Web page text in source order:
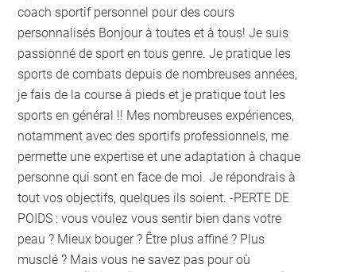
coach sportif personnel pour des cours
personnalisés Bonjour à toutes et à tous! Je suis
passionné de sport en tous genre. Je pratique les
sports de combats depuis de nombreuses années,
je fais de la course à pieds et je pratique tout les
sports en général !! Mes nombreuses expériences,
notamment avec des sportifs professionnels, me
permette une expertise et une adaptation à chaque
personne qui sont en face de moi. Je répondrais à
tout vos objectifs, quelques ils soient. -PERTE DE
POIDS : vous voulez vous sentir bien dans votre
peau ? Mieux bouger ? Être plus affiné ? Plus
musclé ? Mais vous ne savez pas pour où